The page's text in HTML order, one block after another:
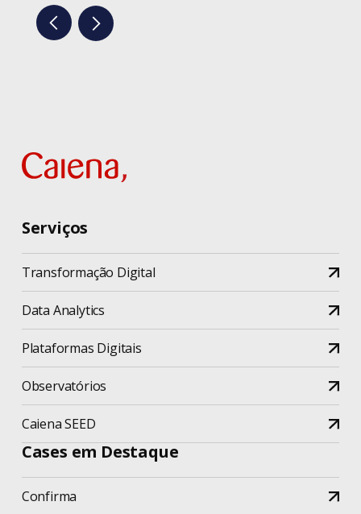
Serviços
Transformação Digital
Data Analytics
Plataformas Digitais
Observatórios
Caiena SEED
Cases em Destaque
Confirma